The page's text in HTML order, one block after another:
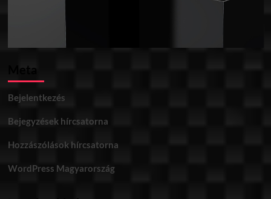
Meta
Bejelentkezés
Bejegyzések hírcsatorna
Hozzászólások hírcsatorna
WordPress Magyarország